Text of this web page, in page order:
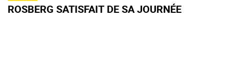
ROSBERG SATISFAIT DE SA JOURNÉE